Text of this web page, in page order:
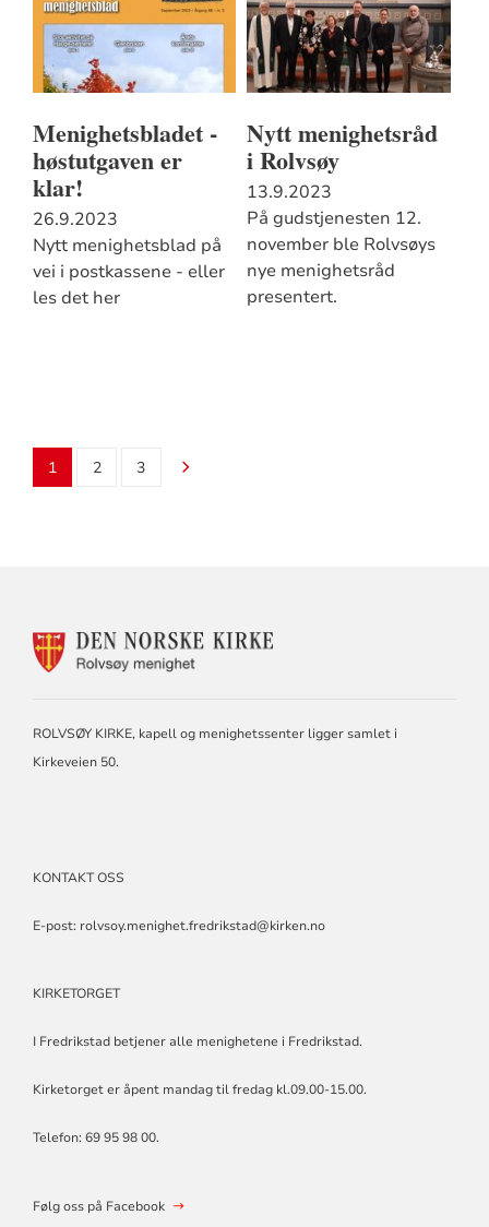
Menighetsbladet -
høstutgaven er
klar!
26.9.2023
Nytt menighetsblad på
vei i postkassene - eller
les det her
Nytt menighetsråd
i Rolvsøy
13.9.2023
På gudstjenesten 12.
november ble Rolvsøys
nye menighetsråd
presentert.
1 2 3
KONTAKTINFORMASJON
ROLVSØY KIRKE, kapell og menighetssenter ligger samlet i
Kirkeveien 50.
KONTAKT OSS
E-post: rolvsoy.menighet.fredrikstad@kirken.no
KIRKETORGET
I Fredrikstad betjener alle menighetene i Fredrikstad.
Kirketorget er åpent mandag til fredag kl.09.00-15.00.
Telefon: 69 95 98 00.
Følg oss på Facebook